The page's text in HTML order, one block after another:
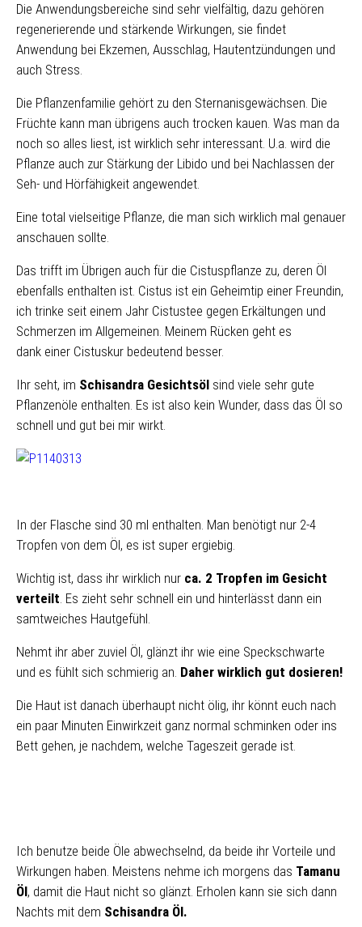
Die Anwendungsbereiche sind sehr vielfältig, dazu gehören
regenerierende und stärkende Wirkungen, sie findet
Anwendung bei Ekzemen, Ausschlag, Hautentzündungen und
auch Stress.
Die Pflanzenfamilie gehört zu den Sternanisgewächsen. Die
Früchte kann man übrigens auch trocken kauen. Was man da
noch so alles liest, ist wirklich sehr interessant. U.a. wird die
Pflanze auch zur Stärkung der Libido und bei Nachlassen der
Seh- und Hörfähigkeit angewendet.
Eine total vielseitige Pflanze, die man sich wirklich mal genauer
anschauen sollte.
Das trifft im Übrigen auch für die Cistuspflanze zu, deren Öl
ebenfalls enthalten ist. Cistus ist ein Geheimtip einer Freundin,
ich trinke seit einem Jahr Cistustee gegen Erkältungen und
Schmerzen im Allgemeinen. Meinem Rücken geht es
dank einer Cistuskur bedeutend besser.
Ihr seht, im Schisandra Gesichtsöl sind viele sehr gute
Pflanzenöle enthalten. Es ist also kein Wunder, dass das Öl so
schnell und gut bei mir wirkt.
In der Flasche sind 30 ml enthalten. Man benötigt nur 2-4
Tropfen von dem Öl, es ist super ergiebig.
Wichtig ist, dass ihr wirklich nur ca. 2 Tropfen im Gesicht
verteilt. Es zieht sehr schnell ein und hinterlässt dann ein
samtweiches Hautgefühl.
Nehmt ihr aber zuviel Öl, glänzt ihr wie eine Speckschwarte
und es fühlt sich schmierig an. Daher wirklich gut dosieren!
Die Haut ist danach überhaupt nicht ölig, ihr könnt euch nach
ein paar Minuten Einwirkzeit ganz normal schminken oder ins
Bett gehen, je nachdem, welche Tageszeit gerade ist.
Ich benutze beide Öle abwechselnd, da beide ihr Vorteile und
Wirkungen haben. Meistens nehme ich morgens das Tamanu
Öl, damit die Haut nicht so glänzt. Erholen kann sie sich dann
Nachts mit dem Schisandra Öl.